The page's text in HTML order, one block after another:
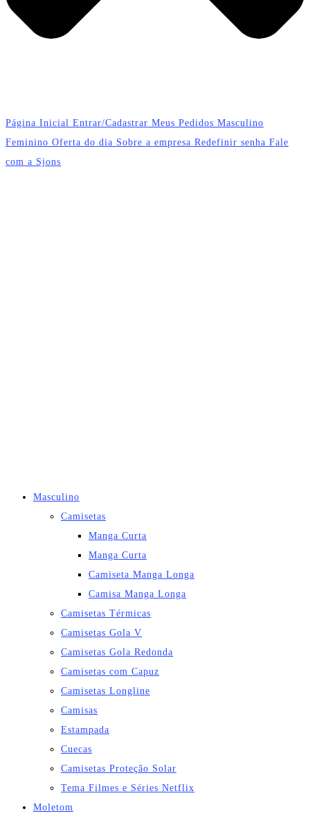
Página Inicial Entrar/Cadastrar Meus Pedidos Masculino
Feminino Oferta do dia Sobre a empresa Redefinir senha Fale
com a Sjons
Masculino
Camisetas
Manga Curta
Manga Curta
Camiseta Manga Longa
Camisa Manga Longa
Camisetas Térmicas
Camisetas Gola V
Camisetas Gola Redonda
Camisetas com Capuz
Camisetas Longline
Camisas
Estampada
Cuecas
Camisetas Proteção Solar
Tema Filmes e Séries Netflix
Moletom